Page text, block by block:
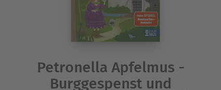
Petronella Apfelmus -
Burggespenst und